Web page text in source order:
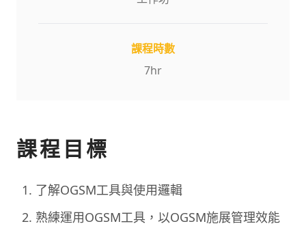
課程時數
7hr
課程目標
了解OGSM工具與使用邏輯
熟練運用OGSM工具，以OGSM施展管理效能